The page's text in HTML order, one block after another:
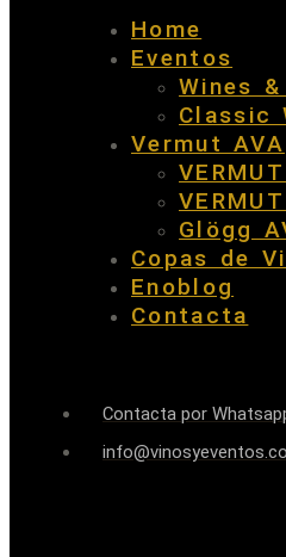
Home
Eventos
Wines
Classic
Vermut AVA
Glögg
Copas de
Enoblog
Contacta
Contacta por